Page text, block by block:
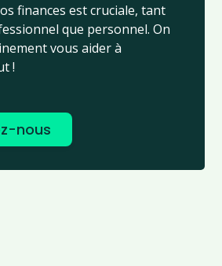
finances est cruciale, tant
que personnel. On
vous aider à
!
nous